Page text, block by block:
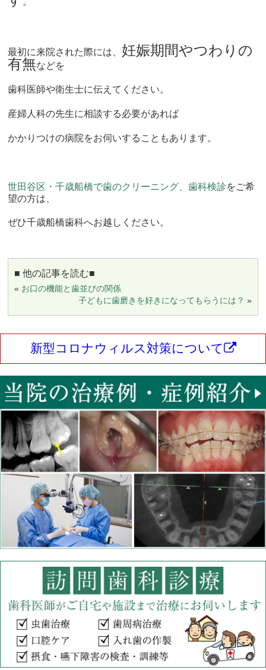
最初に来院された際には、 妊娠期間やつわりの
有無などを
歯科医師や衛生士に伝えてください。
産婦人科の先生に相談する必要があれば
かかりつけの病院をお伺いすることもあります。
世田谷区・千歳船橋で歯のクリーニング、歯科検診をご希
望の方は、
ぜひ千歳船橋歯科へお越しください。
■ 他の記事を読む■
« お口の機能と歯並びの関係
子どもに歯磨きを好きになってもらうには？ »
新型コロナウィルス対策について